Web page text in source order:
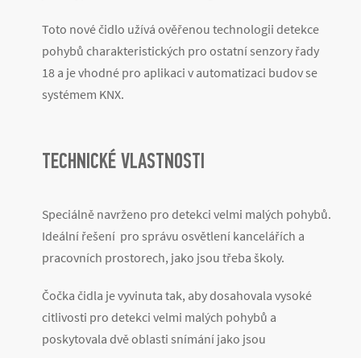
Toto nové čidlo užívá ověřenou technologii detekce
pohybů charakteristických pro ostatní senzory řady
18 a je vhodné pro aplikaci v automatizaci budov se
systémem KNX.
TECHNICKÉ VLASTNOSTI
Speciálně navrženo pro detekci velmi malých pohybů.
Ideální řešení pro správu osvětlení kancelářích a
pracovních prostorech, jako jsou třeba školy.
Čočka čidla je vyvinuta tak, aby dosahovala vysoké
citlivosti pro detekci velmi malých pohybů a
poskytovala dvě oblasti snímání jako jsou